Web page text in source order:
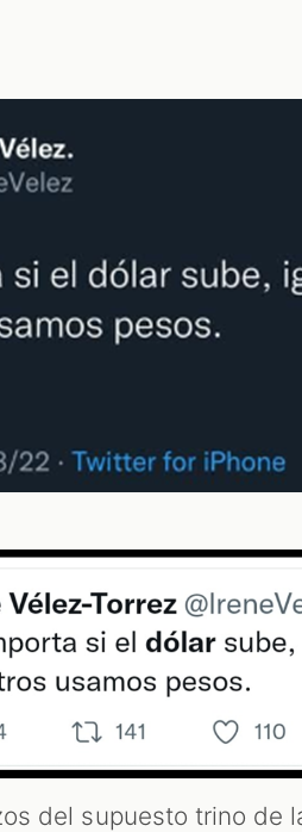
del supuesto trino de